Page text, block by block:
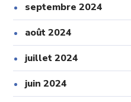
septembre 2024
août 2024
juillet 2024
juin 2024